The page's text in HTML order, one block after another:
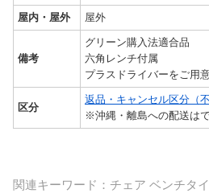
屋内・屋外 屋外
備考
グリーン購入法適合品
六角レンチ付属
プラスドライバーをご用
区分
返品・キャンセル区分（不
※沖縄・離島への配送は
関連キーワード：チェア ベンチタ